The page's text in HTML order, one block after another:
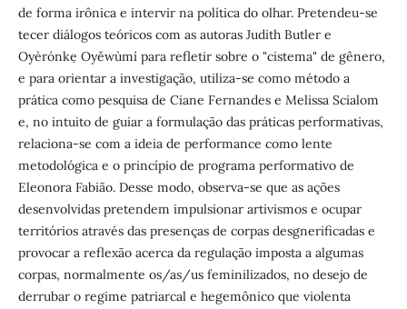
de forma irônica e intervir na política do olhar. Pretendeu-se
tecer diálogos teóricos com as autoras Judith Butler e
Oyèrónkẹ Oyěwùmí para refletir sobre o "cistema" de gênero,
e para orientar a investigação, utiliza-se como método a
prática como pesquisa de Ciane Fernandes e Melissa Scialom
e, no intuito de guiar a formulação das práticas performativas,
relaciona-se com a ideia de performance como lente
metodológica e o princípio de programa performativo de
Eleonora Fabião. Desse modo, observa-se que as ações
desenvolvidas pretendem impulsionar artivismos e ocupar
territórios através das presenças de corpas desgnerificadas e
provocar a reflexão acerca da regulação imposta a algumas
corpas, normalmente os/as/us feminilizados, no desejo de
derrubar o regime patriarcal e hegemônico que violenta